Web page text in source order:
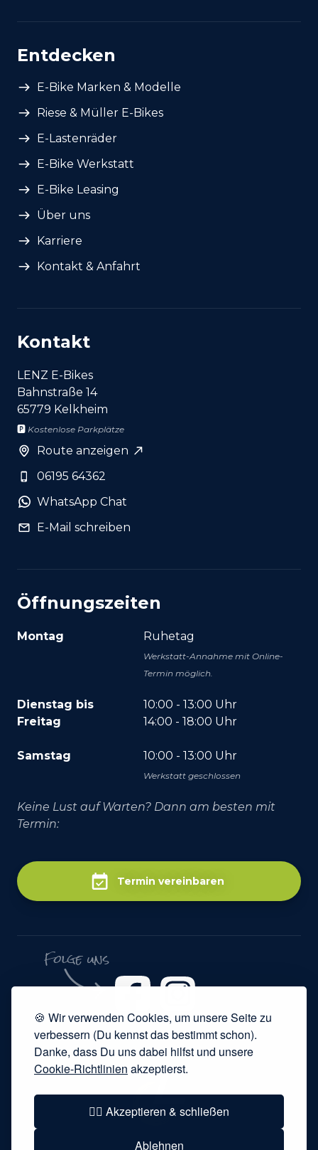
🍪 Wir verwenden Cookies, um unsere Seite zu
verbessern (Du kennst das bestimmt schon).
Danke, dass Du uns dabei hilfst und unsere
Cookie-Richtlinien akzeptierst.
👍🏻 Akzeptieren & schließen
Ablehnen
Entdecken
E-Bike Marken & Modelle
Riese & Müller E-Bikes
E-Lastenräder
E-Bike Werkstatt
E-Bike Leasing
Über uns
Karriere
Kontakt & Anfahrt
Kontakt
LENZ E-Bikes
Bahnstraße 14
65779 Kelkheim
🅿️ Kostenlose Parkplätze
Route anzeigen
06195 64362
WhatsApp Chat
E-Mail schreiben
Öffnungszeiten
Montag Ruhetag
Werkstatt-Annahme mit Online-
Termin möglich.
Dienstag bis
Freitag
10:00 - 13:00 Uhr
14:00 - 18:00 Uhr
Samstag 10:00 - 13:00 Uhr
Werkstatt geschlossen
Keine Lust auf Warten? Dann am besten mit
Termin:
Termin vereinbaren
Folge uns